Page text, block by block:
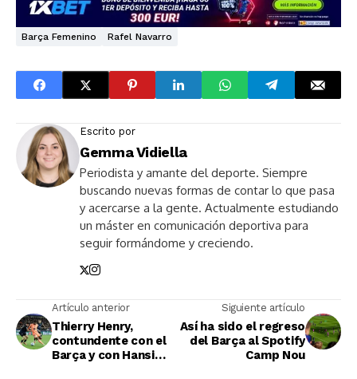
Barça Femenino Rafel Navarro
Escrito por
Gemma Vidiella
Periodista y amante del deporte. Siempre
buscando nuevas formas de contar lo que pasa
y acercarse a la gente. Actualmente estudiando
un máster en comunicación deportiva para
seguir formándome y creciendo.
Artículo anterior
Thierry Henry,
contundente con el
Barça y con Hansi
Siguiente artículo
Así ha sido el regreso
del Barça al Spotify
Camp Nou